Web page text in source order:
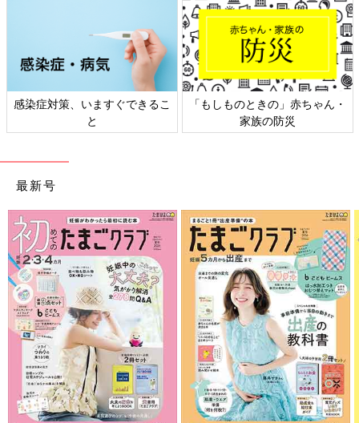
すぐできるこ
「もしものときの」赤ちゃん・
日本外来小児科
最新号